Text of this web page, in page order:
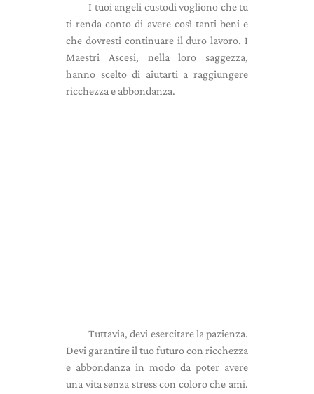
I tuoi angeli custodi vogliono che tu
ti renda conto di avere così tanti beni e
che dovresti continuare il duro lavoro. I
Maestri Ascesi, nella loro saggezza,
hanno scelto di aiutarti a raggiungere
ricchezza e abbondanza.
Tuttavia, devi esercitare la pazienza.
Devi garantire il tuo futuro con ricchezza
e abbondanza in modo da poter avere
una vita senza stress con coloro che ami.